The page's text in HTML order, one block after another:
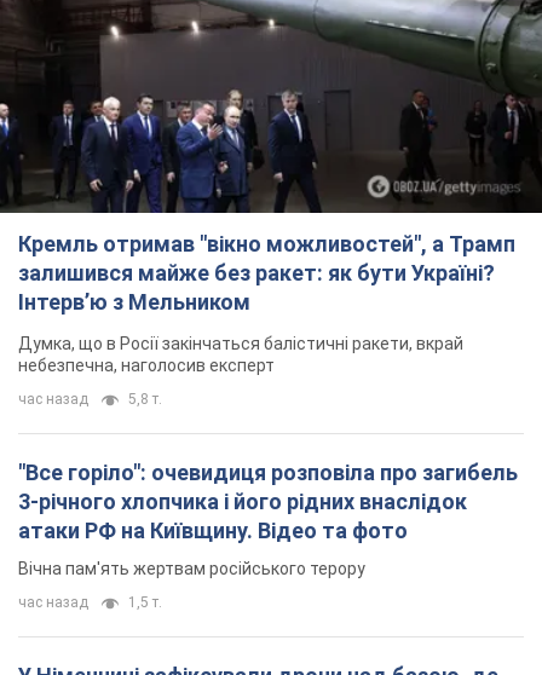
Кремль отримав "вікно можливостей", а Трамп
залишився майже без ракет: як бути Україні?
Інтерв’ю з Мельником
Думка, що в Росії закінчаться балістичні ракети, вкрай
небезпечна, наголосив експерт
час назад 5,8 т.
"Все горіло": очевидиця розповіла про загибель
3-річного хлопчика і його рідних внаслідок
атаки РФ на Київщину. Відео та фото
Вічна пам'ять жертвам російського терору
час назад 1,5 т.